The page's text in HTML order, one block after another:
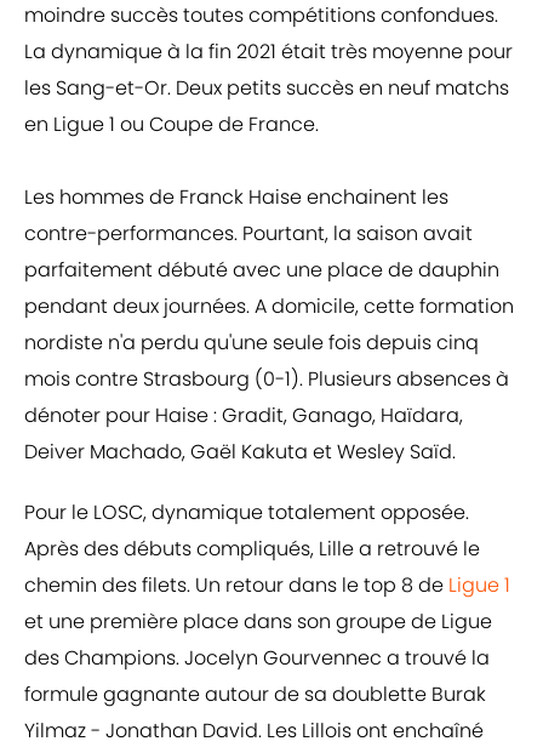
moindre succès toutes compétitions confondues.
La dynamique à la fin 2021 était très moyenne pour
les Sang-et-Or. Deux petits succès en neuf matchs
en Ligue 1 ou Coupe de France.
Les hommes de Franck Haise enchainent les
contre-performances. Pourtant, la saison avait
parfaitement débuté avec une place de dauphin
pendant deux journées. A domicile, cette formation
nordiste n'a perdu qu'une seule fois depuis cinq
mois contre Strasbourg (0-1). Plusieurs absences à
dénoter pour Haise : Gradit, Ganago, Haïdara,
Deiver Machado, Gaël Kakuta et Wesley Saïd.
Pour le LOSC, dynamique totalement opposée.
Après des débuts compliqués, Lille a retrouvé le
chemin des filets. Un retour dans le top 8 de Ligue 1
et une première place dans son groupe de Ligue
des Champions. Jocelyn Gourvennec a trouvé la
formule gagnante autour de sa doublette Burak
Yilmaz - Jonathan David. Les Lillois ont enchaîné